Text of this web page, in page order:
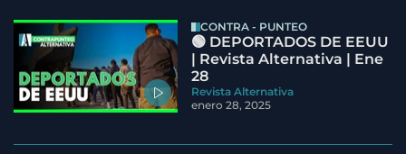
CONTRA - PUNTEO
🟢 DEPORTADOS DE EEUU
| Revista Alternativa | Ene
28
Revista Alternativa
enero 28, 2025